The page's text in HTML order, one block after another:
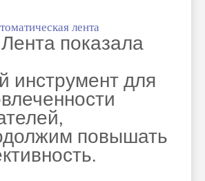
лента
Лента показала
инструмент для
повышать